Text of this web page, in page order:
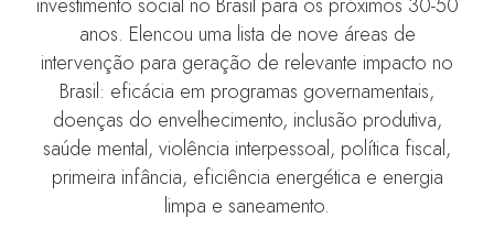
anos. Elencou uma lista de nove áreas de
intervenção para geração de relevante impacto no
Brasil: eficácia em programas governamentais,
doenças do envelhecimento, inclusão produtiva,
saúde mental, violência interpessoal, política fiscal,
primeira infância, eficiência energética e energia
limpa e saneamento.